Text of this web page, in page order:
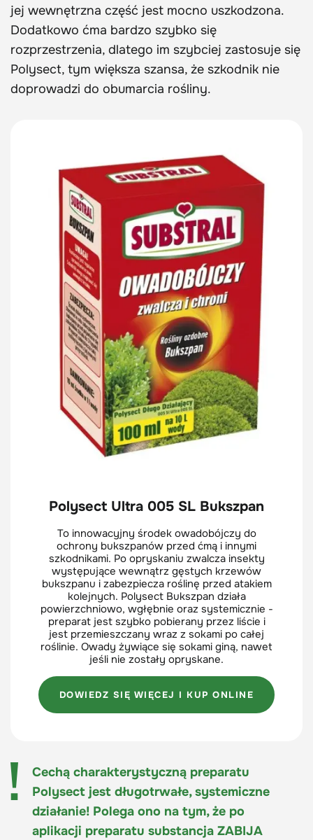
jej wewnętrzna część jest mocno uszkodzona.
Dodatkowo ćma bardzo szybko się
rozprzestrzenia, dlatego im szybciej zastosuje się
Polysect, tym większa szansa, że szkodnik nie
doprowadzi do obumarcia rośliny.
Polysect Ultra 005 SL Bukszpan
To innowacyjny środek owadobójczy do
ochrony bukszpanów przed ćmą i innymi
szkodnikami. Po opryskaniu zwalcza insekty
występujące wewnątrz gęstych krzewów
bukszpanu i zabezpiecza roślinę przed atakiem
kolejnych. Polysect Bukszpan działa
powierzchniowo, wgłębnie oraz systemicznie -
preparat jest szybko pobierany przez liście i
jest przemieszczany wraz z sokami po całej
roślinie. Owady żywiące się sokami giną, nawet
jeśli nie zostały opryskane.
DOWIEDZ SIĘ WIĘCEJ I KUP ONLINE
Cechą charakterystyczną preparatu
Polysect jest długotrwałe, systemiczne
działanie! Polega ono na tym, że po
aplikacji preparatu substancja ZABIJA